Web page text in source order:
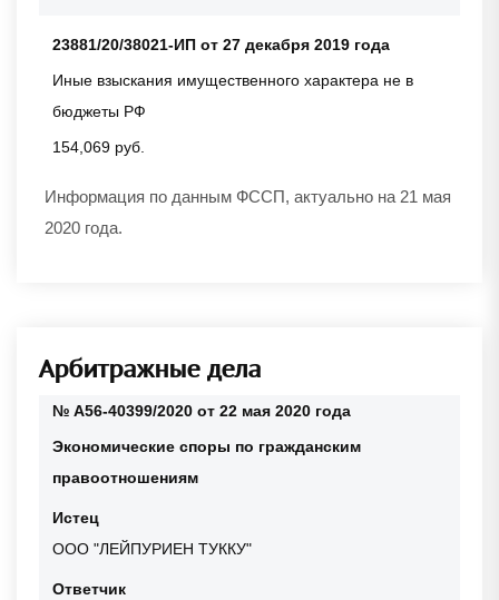
23881/20/38021-ИП от 27 декабря 2019 года
Иные взыскания имущественного характера не в
бюджеты РФ
154,069 руб.
Информация по данным ФССП, актуально на 21 мая
2020 года.
Арбитражные дела
№ А56-40399/2020 от 22 мая 2020 года
Экономические споры по гражданским
правоотношениям
Истец
ООО "ЛЕЙПУРИЕН ТУККУ"
Ответчик